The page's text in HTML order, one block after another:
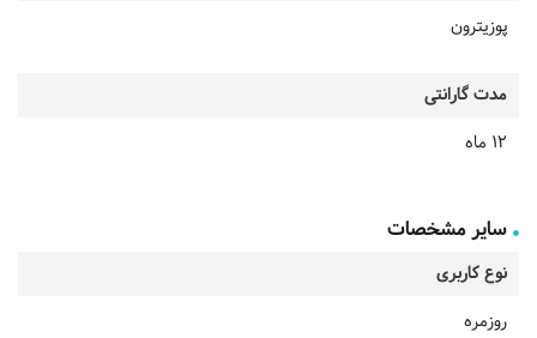
پوزیترون
مدت گارانتی
12 ماه
سایر مشخصات
نوع کاربری
روزمره